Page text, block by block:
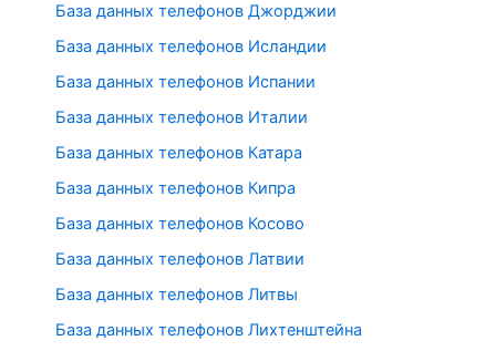
База данных телефонов Джорджии
База данных телефонов Исландии
База данных телефонов Испании
База данных телефонов Италии
База данных телефонов Катара
База данных телефонов Кипра
База данных телефонов Косово
База данных телефонов Латвии
База данных телефонов Литвы
База данных телефонов Лихтенштейна